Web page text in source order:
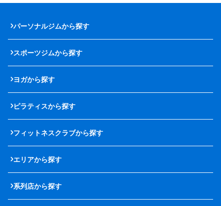
パーソナルジムから探す
スポーツジムから探す
ヨガから探す
ピラティスから探す
フィットネスクラブから探す
エリアから探す
系列店から探す